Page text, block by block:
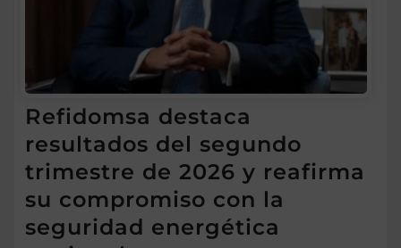
Refidomsa destaca
resultados del segundo
trimestre de 2026 y reafirma
su compromiso con la
seguridad energética